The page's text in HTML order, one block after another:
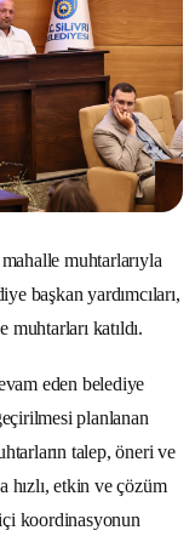
muhtarlarıyla
başkan yardımcıları,
katıldı.
eden belediye
planlanan
talep, öneri ve
hızlı, etkin ve çözüm
koordinasyonun